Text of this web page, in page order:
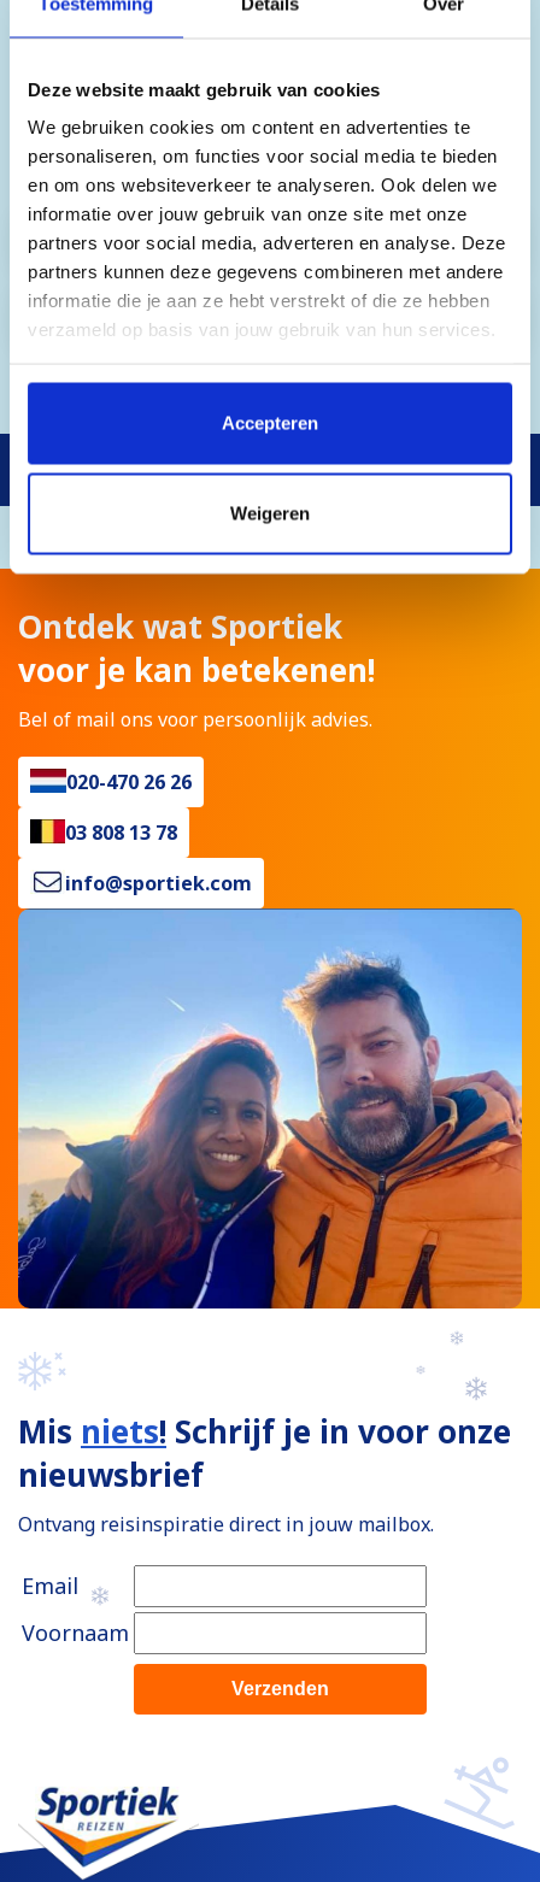
Deze website maakt gebruik van cookies
We gebruiken cookies om content en advertenties te
personaliseren, om functies voor social media te bieden
en om ons websiteverkeer te analyseren. Ook delen we
informatie over jouw gebruik van onze site met onze
partners voor social media, adverteren en analyse. Deze
partners kunnen deze gegevens combineren met andere
informatie die je aan ze hebt verstrekt of die ze hebben
verzameld op basis van jouw gebruik van hun services.
Door op 'Accepteren' te klikken, stem je in met het
plaatsen van alle cookies. Klik op 'Details' voor een
cookies je wilt toestaan. Je kunt je voorkeuren op elk
moment wijzigen of je toestemming intrekken.
Accepteren
Weigeren
boeking toevoegen. Hieronder vind je alle
aankomstdatum, daarom tonen we hier alleen
vanafprijzen. De exacte prijzen die voor jou
gelden, vind je in stap 1 van het online
boekingsformulier.
Skihuur
Snowboardhuur
Gratis annuleren & omboeken
Ontdek wat Sportiek
voor je kan betekenen!
Bel of mail ons voor persoonlijk advies.
020-470 26 26
03 808 13 78
info@sportiek.com
Mis niets! Schrijf je in voor onze
nieuwsbrief
Ontvang reisinspiratie direct in jouw mailbox.
Email
Voornaam